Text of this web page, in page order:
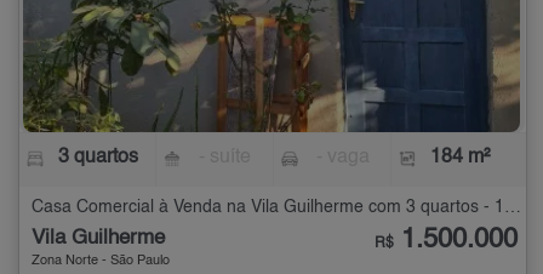
3 quartos 184 m²
Casa Comercial à Venda na Vila Guilherme com 3 quartos - 184 m²
Vila Guilherme
Zona Norte - São Paulo
R$ 1.500.000